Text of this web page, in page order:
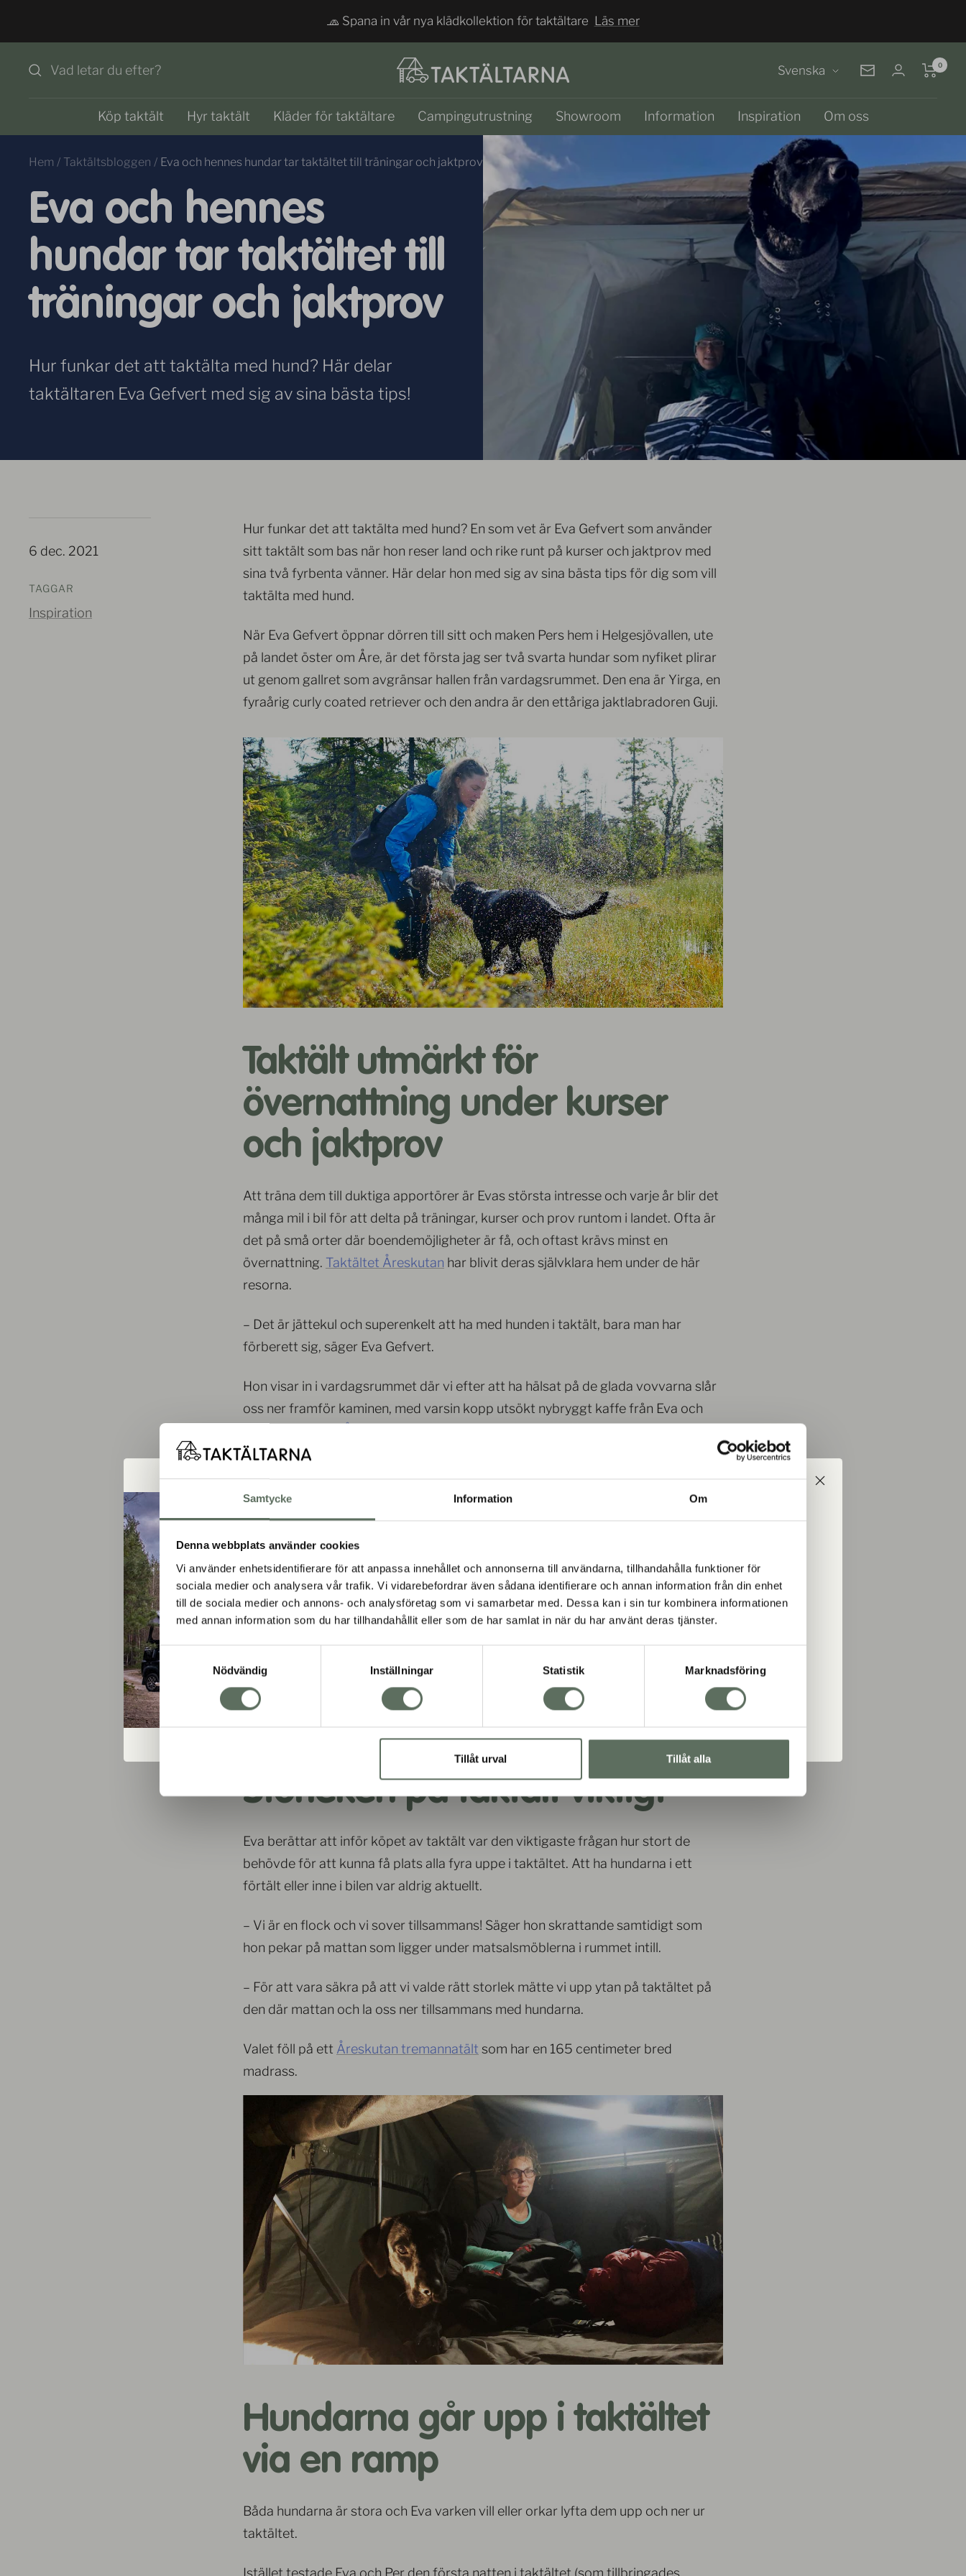
Samtycke Information Om
Denna webbplats använder cookies
Vi använder enhetsidentifierare för att anpassa innehållet och annonserna till användarna, tillhandahålla funktioner för
sociala medier och analysera vår trafik. Vi vidarebefordrar även sådana identifierare och annan information från din enhet
till de sociala medier och annons- och analysföretag som vi samarbetar med. Dessa kan i sin tur kombinera informationen
med annan information som du har tillhandahållit eller som de har samlat in när du har använt deras tjänster.
Samtyckesval
Nödvändig
Inställningar Statistik Marknadsföring
Tillåt urval Tillåt alla
🧢 Spana in vår nya klädkollektion för taktältare Läs mer
⛺️🚘 Häng med på äventyret!
Få nyheter och erbjudanden från oss
direkt i mejlkorgen.
Taktältarna Språk
Svenska Nyhetsbrev
0
Köp taktält Hyr taktält Kläder för taktältare Campingutrustning Showroom Information Inspiration Om oss
Hem Taktältsbloggen Eva och hennes hundar tar taktältet till träningar och jaktprov
Eva och hennes
hundar tar taktältet till
träningar och jaktprov
Hur funkar det att taktälta med hund? Här delar
taktältaren Eva Gefvert med sig av sina bästa tips!
6 dec. 2021
TAGGAR
Inspiration
Hur funkar det att taktälta med hund? En som vet är Eva Gefvert som använder
sitt taktält som bas när hon reser land och rike runt på kurser och jaktprov med
sina två fyrbenta vänner. Här delar hon med sig av sina bästa tips för dig som vill
taktälta med hund.
När Eva Gefvert öppnar dörren till sitt och maken Pers hem i Helgesjövallen, ute
på landet öster om Åre, är det första jag ser två svarta hundar som nyfiket plirar
ut genom gallret som avgränsar hallen från vardagsrummet. Den ena är Yirga, en
fyraårig curly coated retriever och den andra är den ettåriga jaktlabradoren Guji.
Taktält utmärkt för
övernattning under kurser
och jaktprov
Att träna dem till duktiga apportörer är Evas största intresse och varje år blir det
många mil i bil för att delta på träningar, kurser och prov runtom i landet. Ofta är
det på små orter där boendemöjligheter är få, och oftast krävs minst en
övernattning. Taktältet Åreskutan har blivit deras självklara hem under de här
resorna.
– Det är jättekul och superenkelt att ha med hunden i taktält, bara man har
förberett sig, säger Eva Gefvert.
Hon visar in i vardagsrummet där vi efter att ha hälsat på de glada vovvarna slår
oss ner framför kaminen, med varsin kopp utsökt nybryggt kaffe från Eva och
Storleken på taktält viktigt
Eva berättar att inför köpet av taktält var den viktigaste frågan hur stort de
behövde för att kunna få plats alla fyra uppe i taktältet. Att ha hundarna i ett
förtält eller inne i bilen var aldrig aktuellt.
– Vi är en flock och vi sover tillsammans! Säger hon skrattande samtidigt som
hon pekar på mattan som ligger under matsalsmöblerna i rummet intill.
– För att vara säkra på att vi valde rätt storlek mätte vi upp ytan på taktältet på
den där mattan och la oss ner tillsammans med hundarna.
Valet föll på ett Åreskutan tremannatält som har en 165 centimeter bred
madrass.
Hundarna går upp i taktältet
via en ramp
Båda hundarna är stora och Eva varken vill eller orkar lyfta dem upp och ner ur
taktältet.
Istället testade Eva och Per den första natten i taktältet (som tillbringades